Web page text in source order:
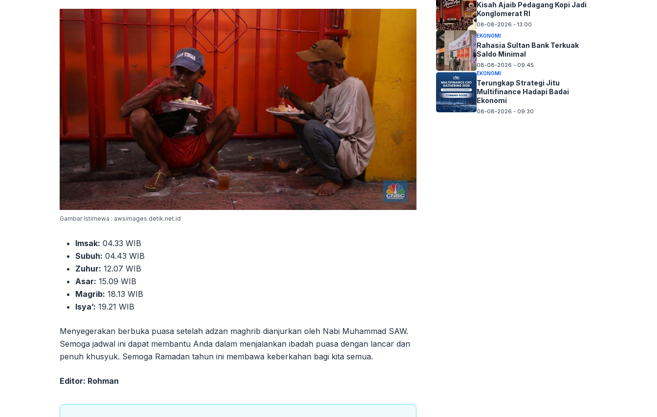
Gambar Istimewa : awsimages.detik.net.id
Imsak: 04.33 WIB
Subuh: 04.43 WIB
Zuhur: 12.07 WIB
Asar: 15.09 WIB
Magrib: 18.13 WIB
Isya’: 19.21 WIB
Menyegerakan berbuka puasa setelah adzan maghrib dianjurkan oleh Nabi Muhammad SAW.
Semoga jadwal ini dapat membantu Anda dalam menjalankan ibadah puasa dengan lancar dan
penuh khusyuk. Semoga Ramadan tahun ini membawa keberkahan bagi kita semua.
Editor: Rohman
Kisah Ajaib Pedagang Kopi Jadi
Konglomerat RI
08-08-2026 - 13.00
EKONOMI
Rahasia Sultan Bank Terkuak
Saldo Minimal
08-08-2026 - 09.45
EKONOMI
Terungkap Strategi Jitu
Multifinance Hadapi Badai
Ekonomi
08-08-2026 - 09.30